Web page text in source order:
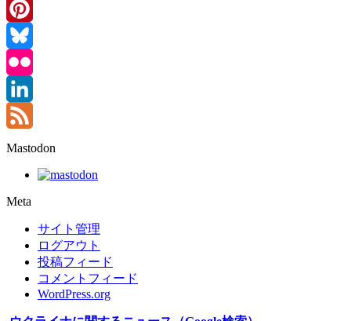
Instagram
Pinterest
Bluesky
Flickr
LinkedIn
Feed
Mastodon
Meta
サイト管理
ログアウト
投稿フィード
コメントフィード
WordPress.org